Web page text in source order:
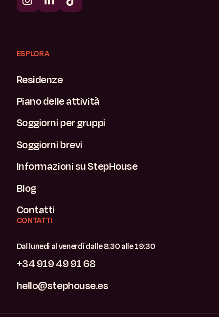
ESPLORA
Residenze
Piano delle attività
Soggiorni per gruppi
Soggiorni brevi
Informazioni su StepHouse
Blog
Contatti
CONTATTI
Dal lunedì al venerdì dalle 8:30 alle 19:30
+34 919 49 91 68
hello@stephouse.es